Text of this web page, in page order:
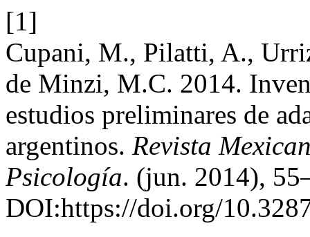
[1]
Cupani, M., Pilatti, A.,
de Minzi, M.C. 2014.
estudios preliminares de
argentinos. Revista
Psicología. (jun. 2014),
DOI:https://doi.org/